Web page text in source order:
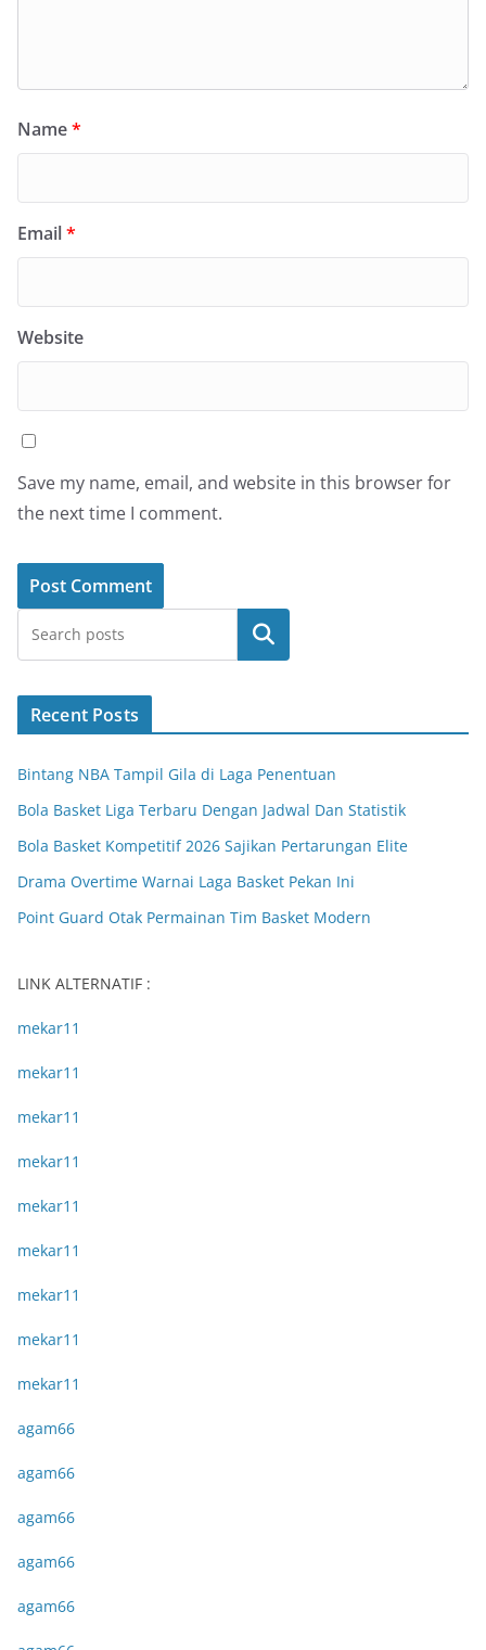
Name*
Email*
Website
Save my name, email, and website in this browser for
the next time I comment.
Search
Recent Posts
Bintang NBA Tampil Gila di Laga Penentuan
Bola Basket Liga Terbaru Dengan Jadwal Dan Statistik
Bola Basket Kompetitif 2026 Sajikan Pertarungan Elite
Drama Overtime Warnai Laga Basket Pekan Ini
Point Guard Otak Permainan Tim Basket Modern
LINK ALTERNATIF :
mekar11
mekar11
mekar11
mekar11
mekar11
mekar11
mekar11
mekar11
mekar11
agam66
agam66
agam66
agam66
agam66